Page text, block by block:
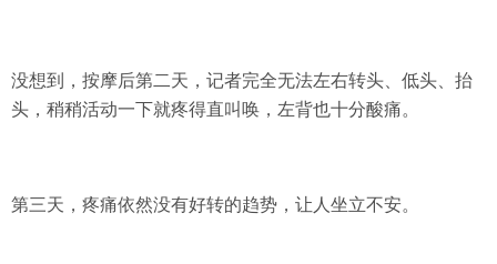
没想到， 按摩后第二天，记者完全无法左右转头、低头、抬
头，稍稍活动一下就疼得直叫唤，左背也十分酸痛。
第三天，疼痛依然没有好转的趋势，让人坐立不安。